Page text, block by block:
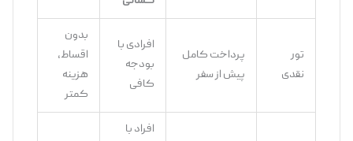
پرداخت کامل
پیش از سفر
افرادی با
اقساط،